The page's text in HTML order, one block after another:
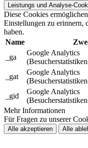
Leistungs und Analyse-
Diese Cookies
Einstellungen zu erinnern,
haben.
Name
_ga
Google Analytics
_gat
Google Analytics
_gid
Google Analytics
Mehr Informationen
Für Fragen zu unserer
Alle akzeptieren Alle